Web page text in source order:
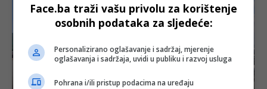
Face.ba traži vašu privolu za korištenje
osobnih podataka za sljedeće:
Personalizirano oglašavanje i sadržaj, mjerenje
oglašavanja i sadržaja, uvidi u publiku i razvoj usluga
Pohrana i/ili pristup podacima na uređaju